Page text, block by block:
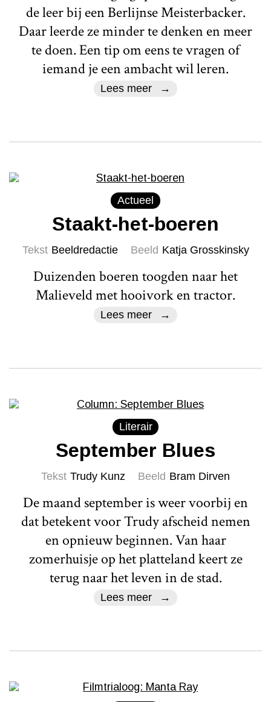
de leer bij een Berlijnse Meisterbacker.
Daar leerde ze minder te denken en meer
te doen. Een tip om eens te vragen of
iemand je een ambacht wil leren.
Lees meer
Actueel
Staakt-het-boeren
Tekst Beeldredactie Beeld Katja Grosskinsky
Duizenden boeren toogden naar het
Malieveld met hooivork en tractor.
Lees meer
Literair
September Blues
Tekst Trudy Kunz Beeld Bram Dirven
De maand september is weer voorbij en
dat betekent voor Trudy afscheid nemen
en opnieuw beginnen. Van haar
zomerhuisje op het platteland keert ze
terug naar het leven in de stad.
Lees meer